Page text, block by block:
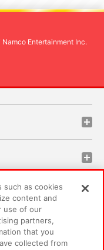
Entertainment Inc.
such as cookies
content and
use of our
partners,
that you
collected from